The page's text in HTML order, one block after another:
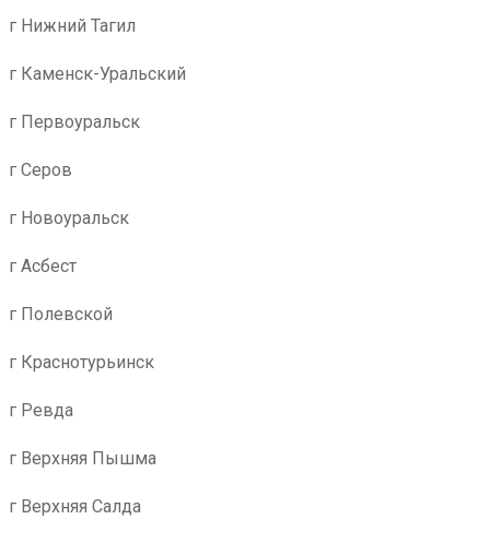
г Нижний Тагил
г Каменск-Уральский
г Первоуральск
г Серов
г Новоуральск
г Асбест
г Полевской
г Краснотурьинск
г Ревда
г Верхняя Пышма
г Верхняя Салда